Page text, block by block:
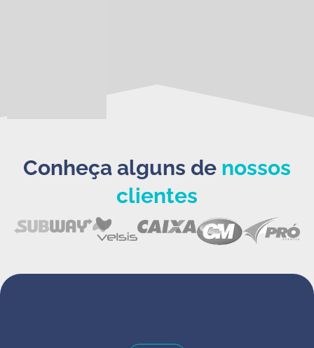
Conheça alguns de nossos
clientes